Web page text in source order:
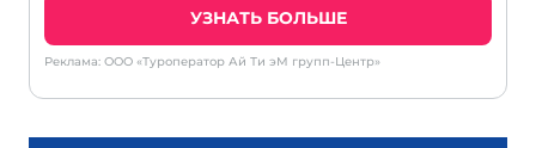
УЗНАТЬ БОЛЬШЕ
Реклама: ООО «Туроператор Ай Ти эМ групп-Центр»